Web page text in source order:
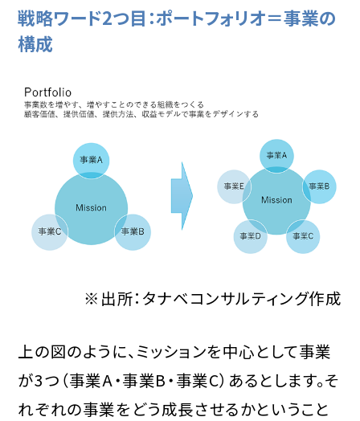
戦略ワード2つ目：ポートフォリオ＝事業の
構成
※出所：タナベコンサルティング作成
上の図のように、ミッションを中心として事業
が3つ（事業A・事業B・事業C）あるとします。そ
れぞれの事業をどう成長させるかということ